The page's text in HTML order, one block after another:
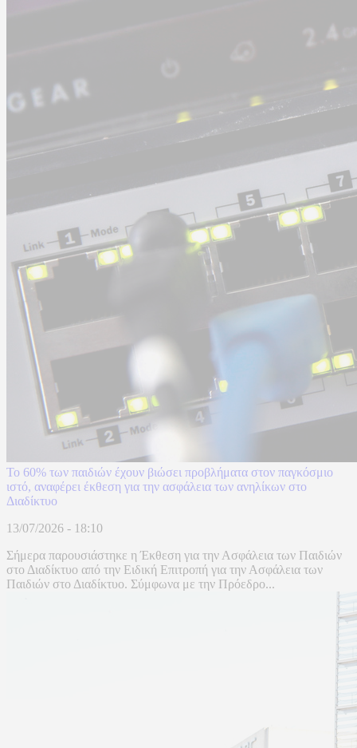
Το 60% των παιδιών έχουν βιώσει προβλήματα στον παγκόσμιο
ιστό, αναφέρει έκθεση για την ασφάλεια των ανηλίκων στο
Διαδίκτυο
13/07/2026 - 18:10
Σήμερα παρουσιάστηκε η Έκθεση για την Ασφάλεια των Παιδιών
στο Διαδίκτυο από την Ειδική Επιτροπή για την Ασφάλεια των
Παιδιών στο Διαδίκτυο. Σύμφωνα με την Πρόεδρο...